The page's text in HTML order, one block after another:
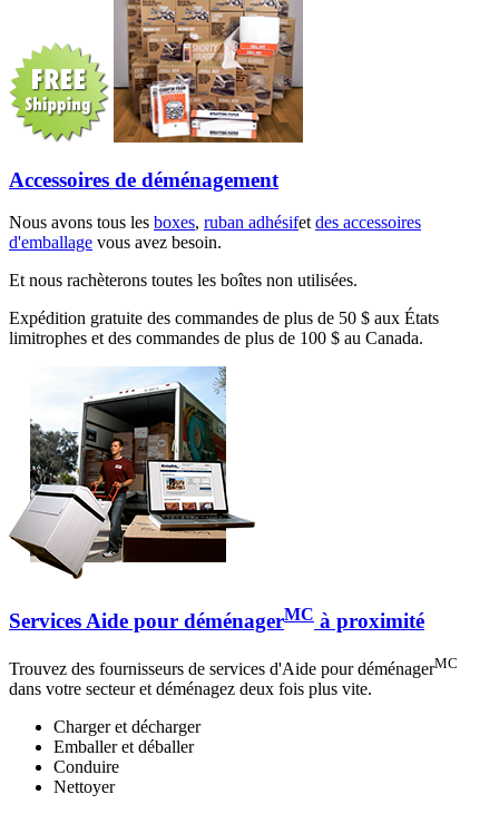
Accessoires de déménagement
Nous avons tous les boxes, ruban adhésifetdes accessoires
d'emballage vous avez besoin.
Et nous rachèterons toutes les boîtes non utilisées.
Expédition gratuite des commandes de plus de 50 $ aux États
limitrophes et des commandes de plus de 100 $ au Canada.
Services Aide pour déménagerMC à proximité
Trouvez des fournisseurs de services d'Aide pour déménagerMC
dans votre secteur et déménagez deux fois plus vite.
Charger et décharger
Emballer et déballer
Conduire
Nettoyer